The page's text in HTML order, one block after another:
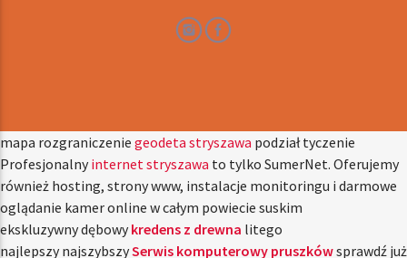
mapa rozgraniczenie geodeta stryszawa podział tyczenie
Profesjonalnyinternet stryszawa to tylko SumerNet. Oferujemy
również hosting, strony www, instalacje monitoringu i darmowe
oglądanie kamer online w całym powiecie suskim
ekskluzywny dębowykredens z drewna litego
najlepszy najszybszySerwis komputerowy pruszkówsprawdź już